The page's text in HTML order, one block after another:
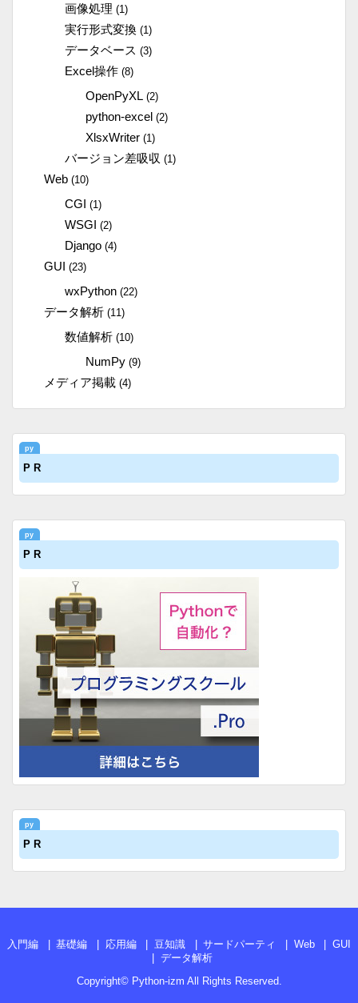
画像処理 (1)
実行形式変換 (1)
データベース (3)
Excel操作 (8)
OpenPyXL (2)
python-excel (2)
XlsxWriter (1)
バージョン差吸収 (1)
Web (10)
CGI (1)
WSGI (2)
Django (4)
GUI (23)
wxPython (22)
データ解析 (11)
数値解析 (10)
NumPy (9)
メディア掲載 (4)
P R
P R
P R
入門編 基礎編 応用編 豆知識 サードパーティ Web
GUI
データ解析
Copyright© Python-izm All Rights Reserved.